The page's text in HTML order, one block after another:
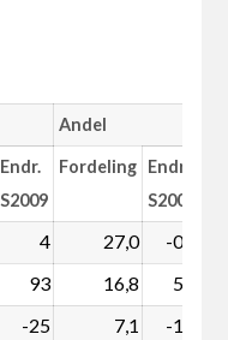
Andel
Endr.
S2009
Fordeling Endr.
S2009
4 27,0 -0,8
93 16,8 5,5
-25 7,1 -1,9